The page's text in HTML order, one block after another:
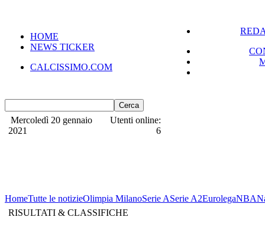
HOME
NEWS TICKER
CALCISSIMO.COM
Mercoledì 20 gennaio
2021
Utenti online:
6
HomeTutte le notizieOlimpia MilanoSerie ASerie A2EurolegaNBA
RISULTATI & CLASSIFICHE